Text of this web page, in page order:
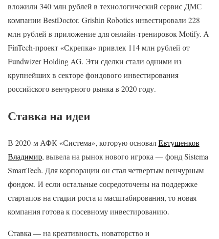
вложили 340 млн рублей в технологический сервис ДМС
компании BestDoctor. Grishin Robotics инвестировали 228
млн рублей в приложение для онлайн-тренировок Motify. А
FinTech-проект «Скрепка» привлек 114 млн рублей от
Fundwizer Holding AG. Эти сделки стали одними из
крупнейших в секторе фондового инвестирования
российского венчурного рынка в 2020 году.
Ставка на идеи
В 2020-м АФК «Система», которую основалЕвтушенков
Владимир, вывела на рынок нового игрока — фонд Sistema
SmartTech. Для корпорации он стал четвертым венчурным
фондом. И если остальные сосредоточены на поддержке
стартапов на стадии роста и масштабирования, то новая
компания готова к посевному инвестированию.
Ставка — на креативность, новаторство и